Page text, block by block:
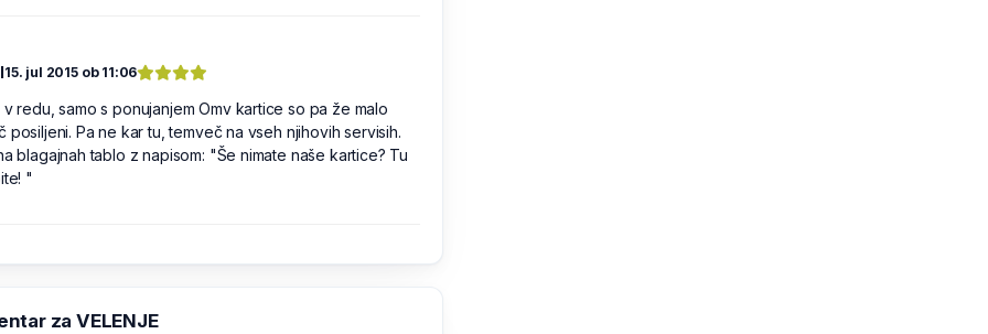
15. jul 2015 ob 11:06
v redu, samo s ponujanjem Omv kartice so pa že malo
posiljeni. Pa ne kar tu, temveč na vseh njihovih servisih.
blagajnah tablo z napisom: "Še nimate naše kartice? Tu
"
za VELENJE